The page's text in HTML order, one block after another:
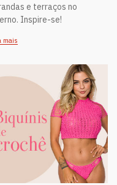
e terraços no
Inspire-se!
mais